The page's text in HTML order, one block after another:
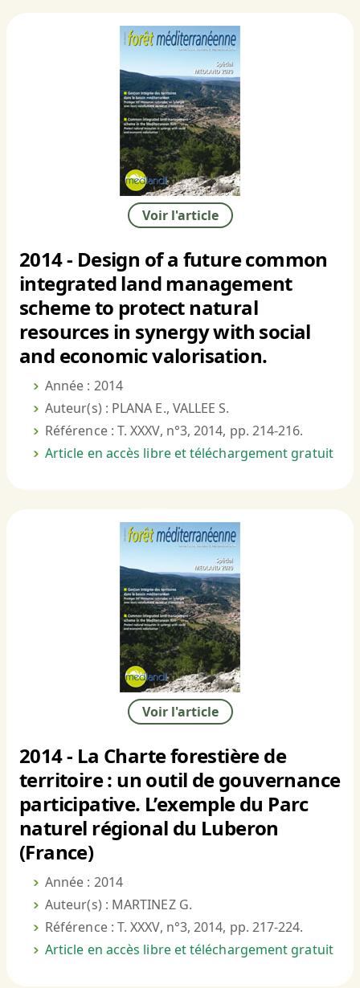
Voir l'article
2014 - Design of a future common
integrated land management
scheme to protect natural
resources in synergy with social
and economic valorisation.
Année : 2014
Auteur(s) : PLANA E., VALLEE S.
Référence : T. XXXV, n°3, 2014, pp. 214-216.
Article en accès libre et téléchargement gratuit
Voir l'article
2014 - La Charte forestière de
territoire : un outil de gouvernance
participative. L’exemple du Parc
naturel régional du Luberon
(France)
Année : 2014
Auteur(s) : MARTINEZ G.
Référence : T. XXXV, n°3, 2014, pp. 217-224.
Article en accès libre et téléchargement gratuit